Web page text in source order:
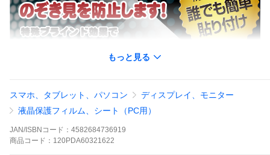
もっと見る
スマホ、タブレット、パソコン
ディスプレイ、モニター
液晶保護フィルム、シート（PC用）
JAN/ISBNコード： 4582684736919
商品 コード： 120PDA60321622